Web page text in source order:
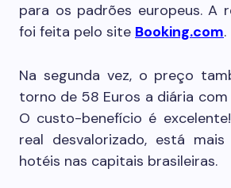
para os padrões europeus. A
foi feita pelo site Booking.com.
Na segunda vez, o preço
torno de 58 Euros a diária com
O custo-benefício é
real desvalorizado, está
hotéis nas capitais brasileiras.